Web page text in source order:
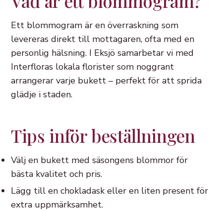
Ett blommogram är en överraskning som
levereras direkt till mottagaren, ofta med en
personlig hälsning. I Eksjö samarbetar vi med
Interfloras lokala florister som noggrant
arrangerar varje bukett – perfekt för att sprida
glädje i staden.
Tips inför beställningen
Välj en bukett med säsongens blommor för
bästa kvalitet och pris.
Lägg till en chokladask eller en liten present för
extra uppmärksamhet.